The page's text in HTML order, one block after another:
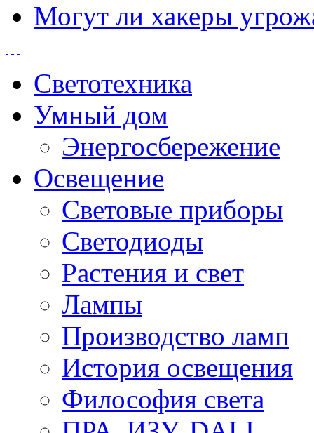
Могут ли хакеры
Светотехника
Умный дом
Энергосбережение
Освещение
Световые приборы
Светодиоды
Растения и свет
Лампы
Производство ламп
История освещения
Философия света